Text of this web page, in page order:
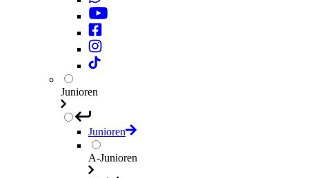
Junioren
Junioren
A-Junioren